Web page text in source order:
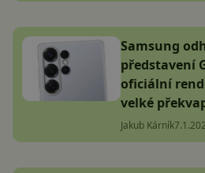
Samsung
představení
oficiální
velké
Jakub Kárník